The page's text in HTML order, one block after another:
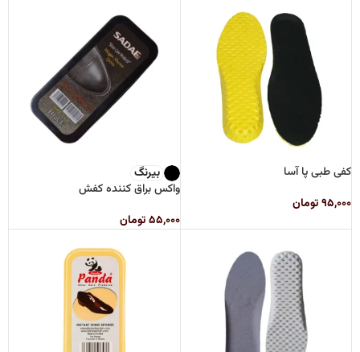
کفی طبی پا آسا
۹۵,۰۰۰تومان
بیرنگ
واکس براق کننده کفش
۵۵,۰۰۰ تومان